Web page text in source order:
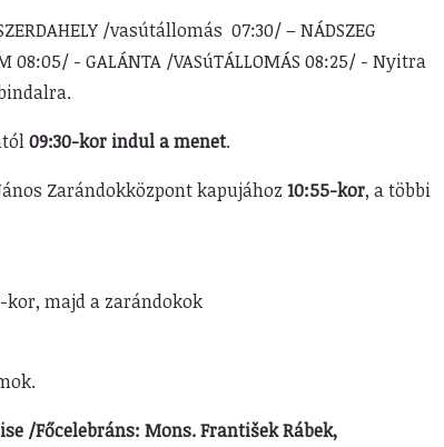
/vasútállomás 07:30/ – NÁDSZEG
08:05/ - GALÁNTA /VASúTÁLLOMÁS 08:25/ - Nyitra
Bábindalra.
09:30-kor indul a menet.
Zarándokközpont kapujához 10:55-kor, a többi
kor, majd a zarándokok
/Főcelebráns: Mons. František Rábek,